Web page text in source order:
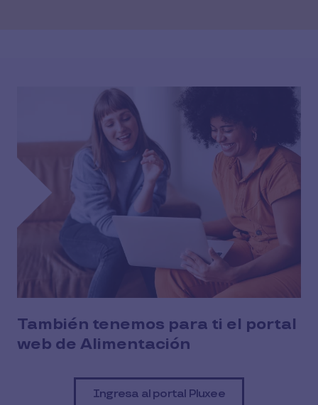
También tenemos para ti el portal
web de Alimentación
Ingresa al portal Pluxee